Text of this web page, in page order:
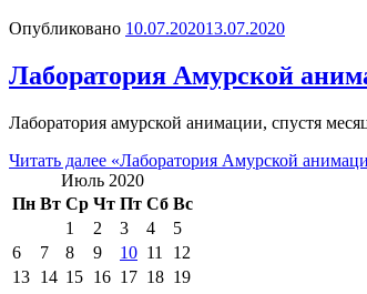
Опубликовано 10.07.202013.07.2020
Лаборатория Амурской
Лаборатория амурской анимации, спустя
Читать далее «Лаборатория Амурской
Июль 2020
Пн Вт Ср Чт Пт Сб Вс
1
2 3 4
5
6
7 8 9 10 11
12
13 14 15 16 17 18 19